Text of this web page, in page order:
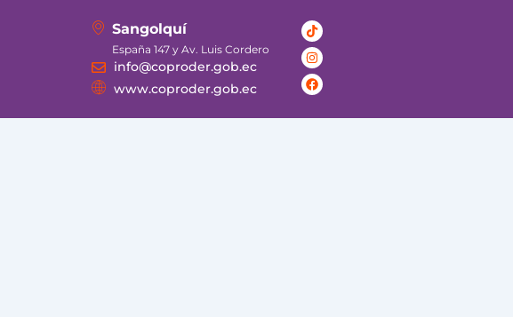
Sangolquí
España 147 y Av. Luis Cordero
info@coproder.gob.ec
www.coproder.gob.ec
Tiktok
Instagram
Facebook